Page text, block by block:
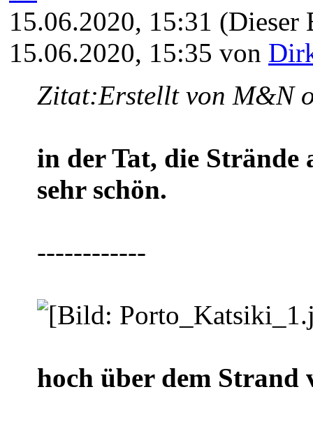
15.06.2020, 15:31 (Dieser
15.06.2020, 15:35 von
Zitat:Erstellt von M&N
in der Tat, die
sehr schön.
------------
hoch über dem